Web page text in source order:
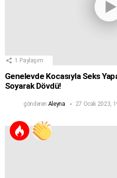
1 Paylaşım
Genelevde Kocasıyla Seks
Soyarak Dövdü!
gönderen Aleyna 27 Ocak 2023,